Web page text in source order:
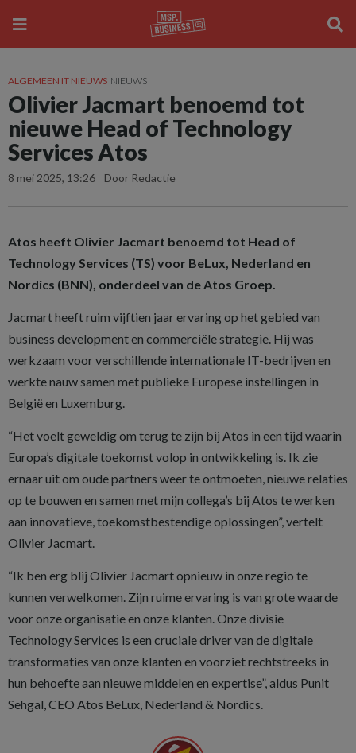
ALGEMEEN IT NIEUWS NIEUWS
Olivier Jacmart benoemd tot
nieuwe Head of Technology
Services Atos
8 mei 2025, 13:26 Door Redactie
Atos heeft Olivier Jacmart benoemd tot Head of
Technology Services (TS) voor BeLux, Nederland en
Nordics (BNN), onderdeel van de Atos Groep.
Jacmart heeft ruim vijftien jaar ervaring op het gebied van
business development en commerciële strategie. Hij was
werkzaam voor verschillende internationale IT-bedrijven en
werkte nauw samen met publieke Europese instellingen in
België en Luxemburg.
“Het voelt geweldig om terug te zijn bij Atos in een tijd waarin
Europa’s digitale toekomst volop in ontwikkeling is. Ik zie
ernaar uit om oude partners weer te ontmoeten, nieuwe relaties
op te bouwen en samen met mijn collega’s bij Atos te werken
aan innovatieve, toekomstbestendige oplossingen”, vertelt
Olivier Jacmart.
“Ik ben erg blij Olivier Jacmart opnieuw in onze regio te
kunnen verwelkomen. Zijn ruime ervaring is van grote waarde
voor onze organisatie en onze klanten. Onze divisie
Technology Services is een cruciale driver van de digitale
transformaties van onze klanten en voorziet rechtstreeks in
hun behoefte aan nieuwe middelen en expertise”, aldus Punit
Sehgal, CEO Atos BeLux, Nederland & Nordics.